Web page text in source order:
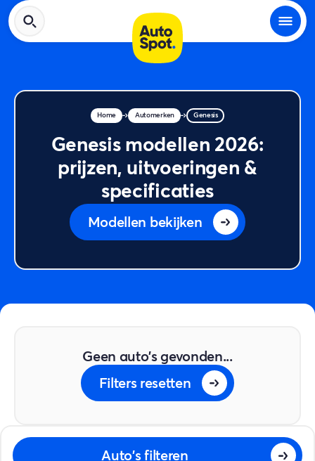
Home Automerken Genesis
Genesis modellen 2026:
prijzen, uitvoeringen &
specificaties
Modellen bekijken
Geen auto's gevonden...
Filters resetten
Auto's filteren